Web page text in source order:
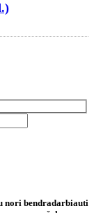
nori bendradarbiauti